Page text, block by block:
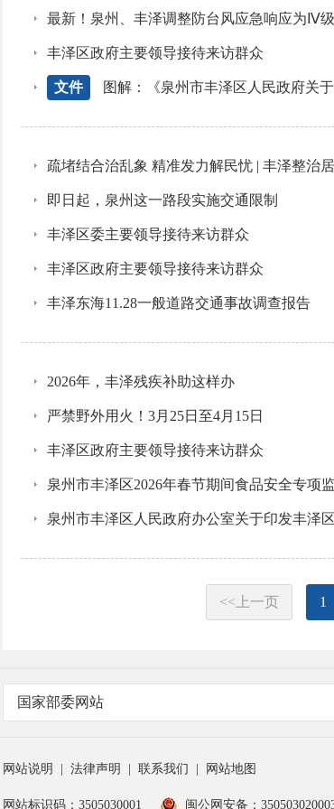
最新！泉州、丰泽调整防台风应急响应为Ⅳ级
丰泽区政府主要领导接待来访群众
文件 图解：《泉州市丰泽区人民政府关
疏堵结合治乱象 精准发力解民忧 | 丰泽整治
即日起，泉州这一路段实施交通限制
丰泽区委主要领导接待来访群众
丰泽区政府主要领导接待来访群众
丰泽东海11.28一般道路交通事故调查报告
2026年，丰泽残疾补助这样办
严禁野外用火！3月25日至4月15日
丰泽区政府主要领导接待来访群众
泉州市丰泽区2026年春节期间食品安全专项
泉州市丰泽区人民政府办公室关于印发丰泽
<<上一页 1
国家部委网站
网站说明 法律声明 联系我们 网站地图
网站标识码：3505030001 闽公网安备：